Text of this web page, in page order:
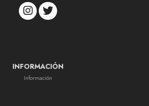
INFORMACIÓN
Información